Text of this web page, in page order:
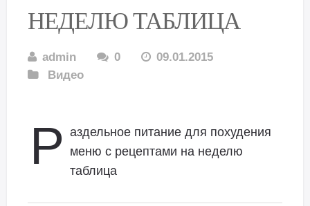
НЕДЕЛЮ ТАБЛИЦА
admin 0
09.01.2015
Видео
Р аздельное питание для похудения
меню с рецептами на неделю
таблица